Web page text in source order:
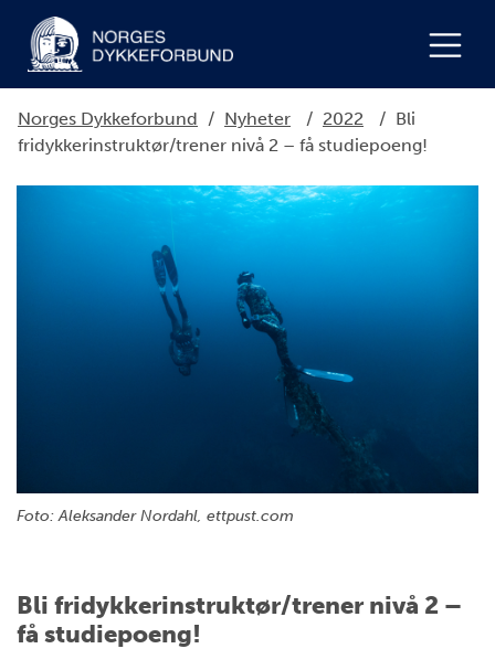
Norges Dykkeforbund / Nyheter / 2022 / Bli
fridykkerinstruktør/trener nivå 2 – få studiepoeng!
Foto: Aleksander Nordahl, ettpust.com
Bli fridykkerinstruktør/trener nivå 2 –
få studiepoeng!